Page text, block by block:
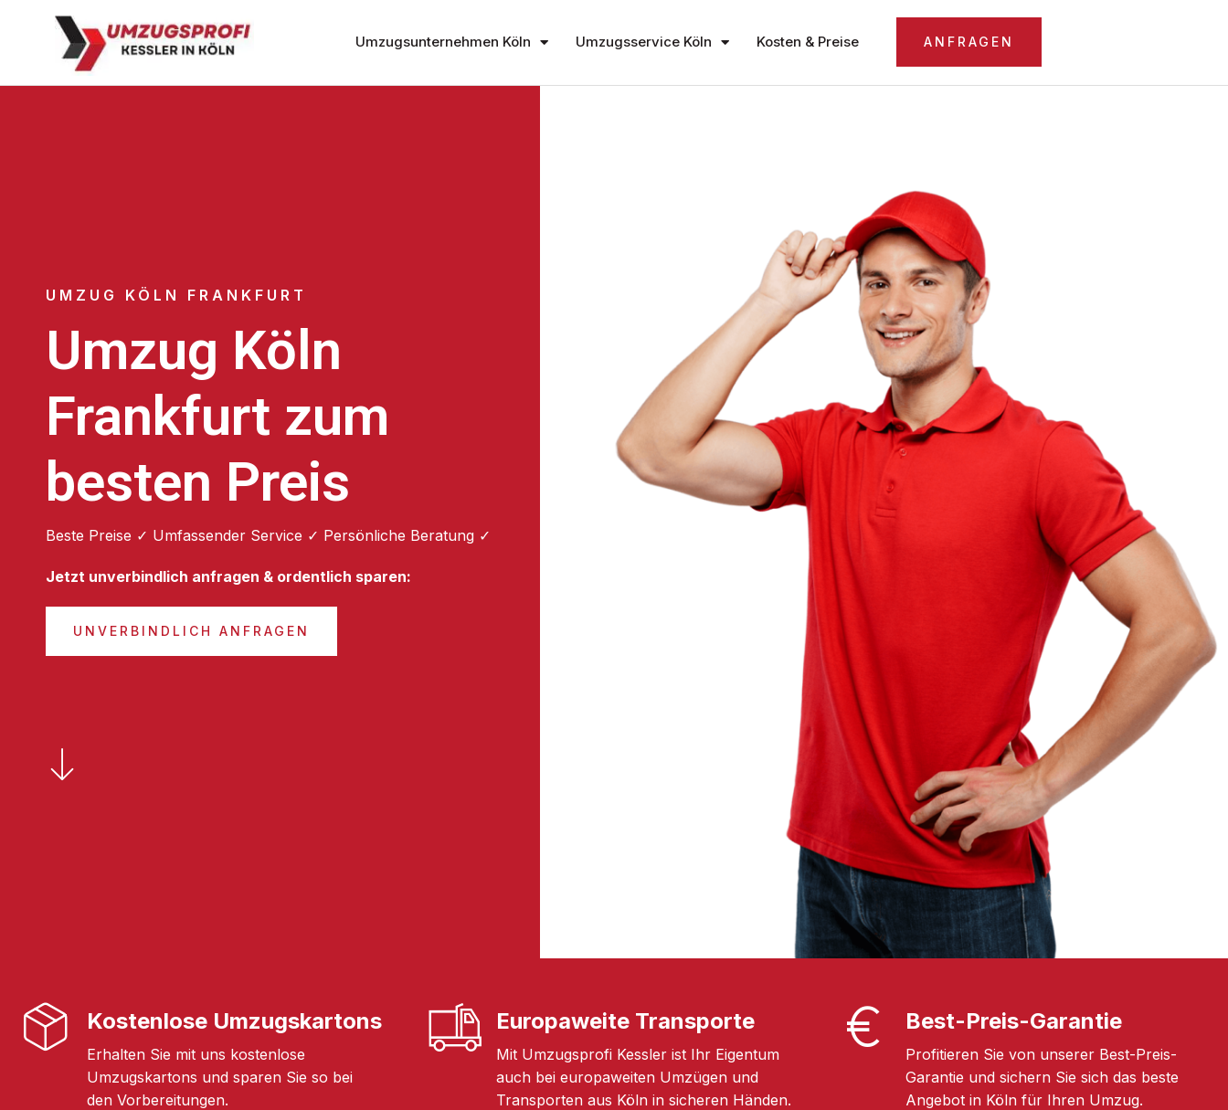
Umzugsunternehmen Köln Umzugsservice Köln Kosten & Preise ANFRAGEN
UMZUG KÖLN FRANKFURT
Umzug Köln
Frankfurt zum
besten Preis
Beste Preise ✓ Umfassender Service ✓ Persönliche Beratung ✓
Jetzt unverbindlich anfragen & ordentlich sparen:
UNVERBINDLICH ANFRAGEN
Kostenlose Umzugskartons
Erhalten Sie mit uns kostenlose
Umzugskartons und sparen Sie so bei
den Vorbereitungen.
Europaweite Transporte
Mit Umzugsprofi Kessler ist Ihr Eigentum
auch bei europaweiten Umzügen und
Transporten aus Köln in sicheren Händen.
Best-Preis-Garantie
Profitieren Sie von unserer Best-Preis-
Garantie und sichern Sie sich das beste
Angebot in Köln für Ihren Umzug.